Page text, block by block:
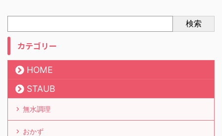
検索
カテゴリー
HOME
STAUB
無水調理
おかず